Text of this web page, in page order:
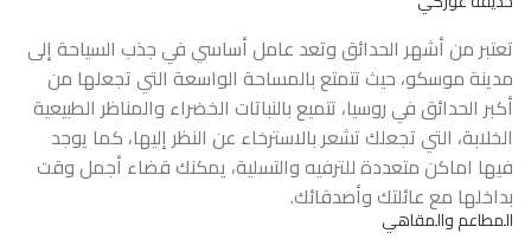
تعتبر من أشهر الحدائق وتعد عامل أساسي في جذب السياحة إلى
مدينة موسكو، حيث تتمتع بالمساحة الواسعة التي تجعلها من
أكبر الحدائق في روسيا، تتميع بالنباتات الخضراء والمناظر الطبيعية
الخلابة، التي تجعلك تشعر بالاسترخاء عن النظر إليها، كما يوجد
فيها اماكن متعددة للترفيه والتسلية، يمكنك قضاء أجمل وقت
بداخلها مع عائلتك وأصدقائك.
المطاعم والمقاهي